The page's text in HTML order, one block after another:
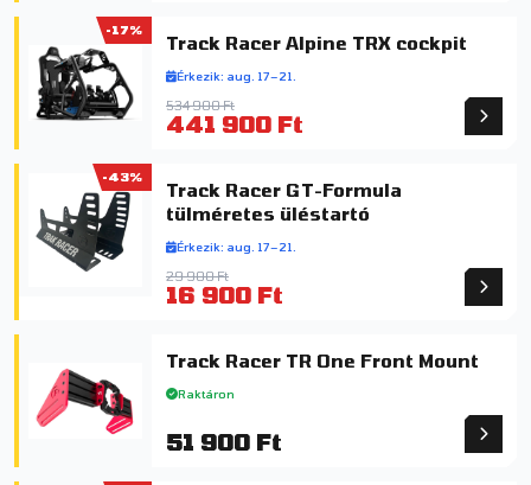
-17%
Track Racer Alpine TRX cockpit
Érkezik: aug. 17–21.
534 900 Ft
441 900 Ft
-43%
Track Racer GT-Formula
tülméretes üléstartó
Érkezik: aug. 17–21.
29 900 Ft
16 900 Ft
Track Racer TR One Front Mount
Raktáron
51 900 Ft